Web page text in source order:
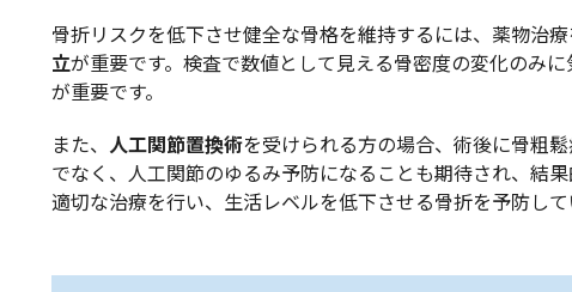
骨折リスクを低下させ健全な骨格を維持するには、薬物治
立が重要です。検査で数値として見える骨密度の変化のみ
が重要です。
また、 人工関節置換術を受けられる方の場合、術後に骨粗
でなく、人工関節のゆるみ予防になることも期待され、結
適切な治療を行い、生活レベルを低下させる骨折を予防して